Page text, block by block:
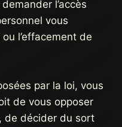
l’accès
vous
l’effacement de
par la loi, vous
de vous opposer
de décider du sort